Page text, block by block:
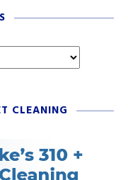
CLEANING